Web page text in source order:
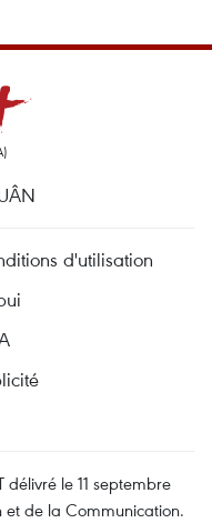
d'utilisation
délivré le 11 septembre
de la Communication.